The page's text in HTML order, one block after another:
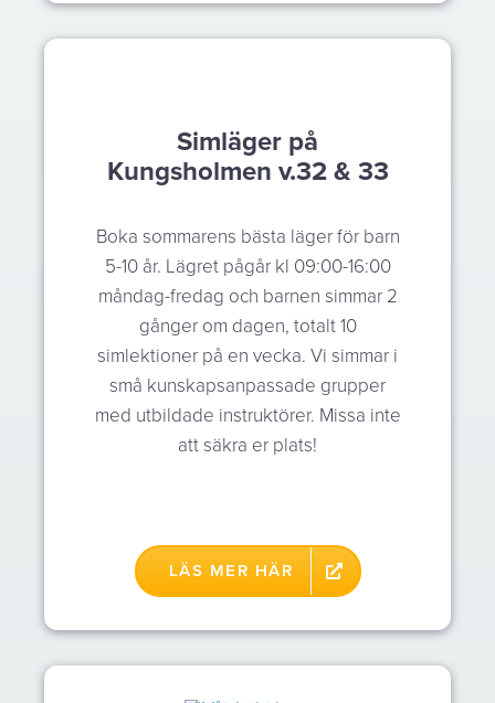
Simläger på
Kungsholmen v.32 & 33
Boka sommarens bästa läger för barn
5-10 år. Lägret pågår kl 09:00-16:00
måndag-fredag och barnen simmar 2
gånger om dagen, totalt 10
simlektioner på en vecka. Vi simmar i
små kunskapsanpassade grupper
med utbildade instruktörer. Missa inte
att säkra er plats!
LÄS MER HÄR